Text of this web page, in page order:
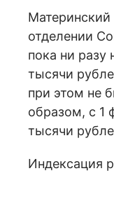
Материнский
отделении
пока ни
тысячи
при этом не
образом, с 1
тысячи
Индексация